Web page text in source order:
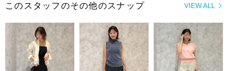
VIEW ALL
このスタッフのその他のスナップ